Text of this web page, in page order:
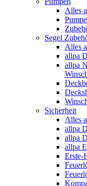
Alles
Segel
Alles
allpa
allpa
Sicherheit
Alles
allpa
allpa
allpa
Erste-